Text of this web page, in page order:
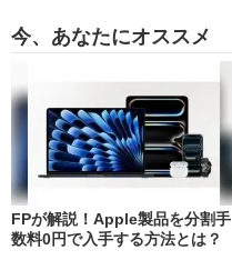
今、あなたにオススメ
FPが解説！Apple製品を分割手
数料0円で入手する方法とは？